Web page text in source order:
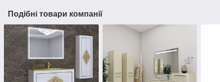
Подібні товари компанії